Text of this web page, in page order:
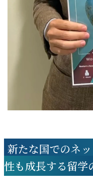
新たな国でのネッ
性も成長する留学